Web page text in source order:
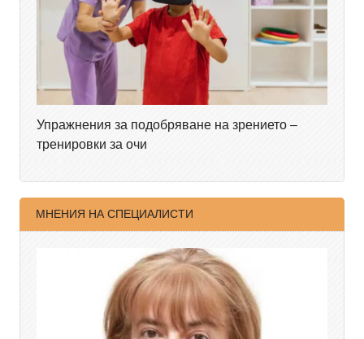
Упражнения за подобряване на зрението –
тренировки за очи
МНЕНИЯ НА СПЕЦИАЛИСТИ